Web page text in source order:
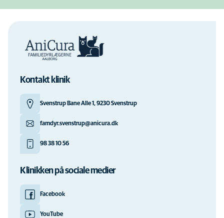
Kontakt klinik
Svenstrup Bane Alle 1, 9230 Svenstrup
famdyr.svenstrup@anicura.dk
98 38 10 56
Klinikken på sociale medier
Facebook
YouTube